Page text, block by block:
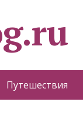
Путешествия